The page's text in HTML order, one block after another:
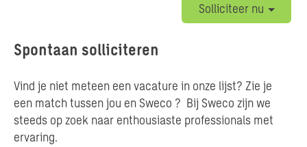
Solliciteer nu
Spontaan solliciteren
Vind je niet meteen een vacature in onze lijst? Zie je
een match tussen jou en Sweco ? Bij Sweco zijn we
steeds op zoek naar enthousiaste professionals met
ervaring.